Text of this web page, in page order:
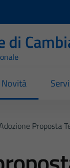
di
Novità
Proposta